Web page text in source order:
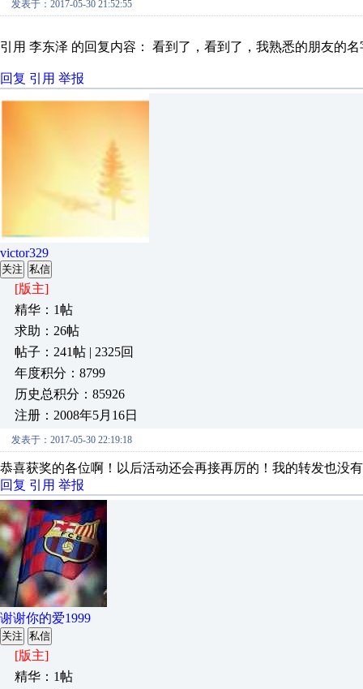
发表于：2017-05-30 21:52:55
引用 李东泽 的回复内容： 看到了，看到了，我熟悉的朋友的名
回复 引用 举报
victor329
关注 私信
[版主]
精华：1帖
求助：26帖
帖子：241帖 | 2325回
年度积分：8799
历史总积分：85926
注册：2008年5月16日
发表于：2017-05-30 22:19:18
恭喜获奖的各位啊！以后活动还会再接再厉的！我的转发也没
回复 引用 举报
谢谢你的爱1999
关注 私信
[版主]
精华：1帖